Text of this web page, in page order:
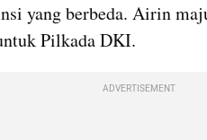
yang berbeda. Airin
Pilkada DKI.
ADVERTISEMENT